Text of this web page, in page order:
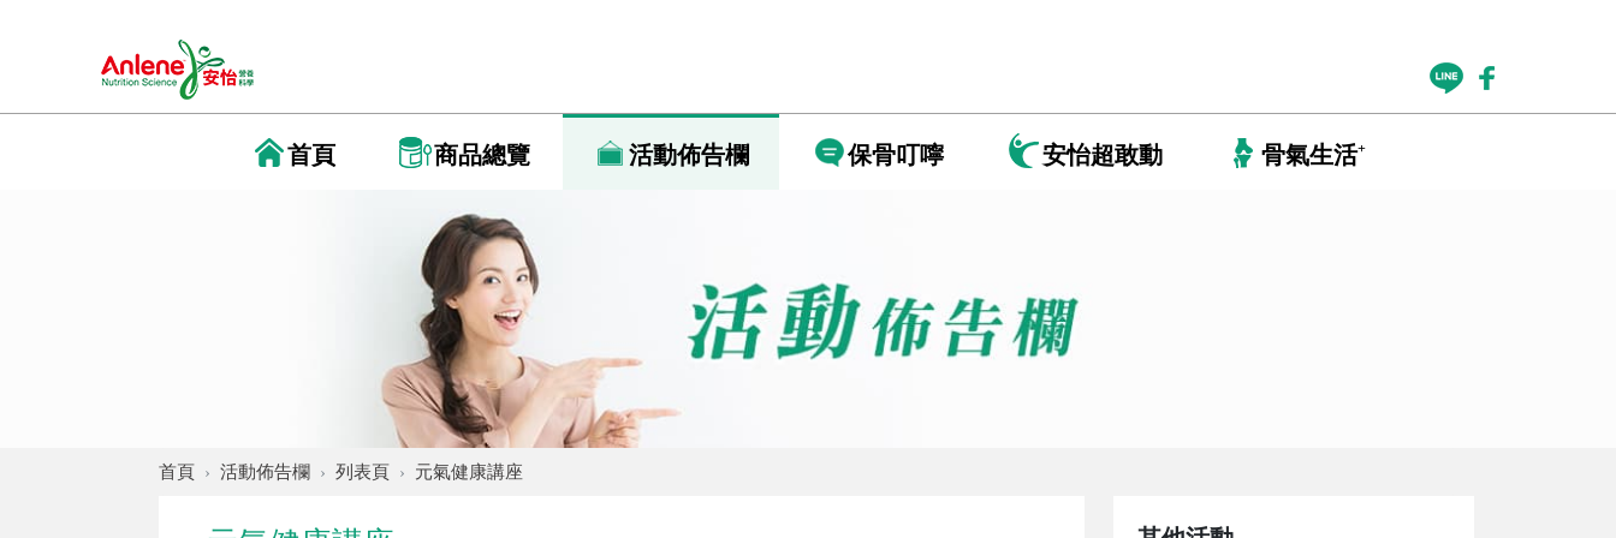
首頁 商品總覽 活動佈告欄 保骨叮嚀 安怡超敢動 骨氣生活+
首頁 活動佈告欄 列表頁 元氣健康講座